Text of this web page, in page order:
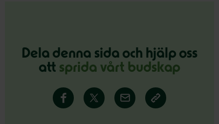
Dela denna sida och hjälp oss
att sprida vårt budskap